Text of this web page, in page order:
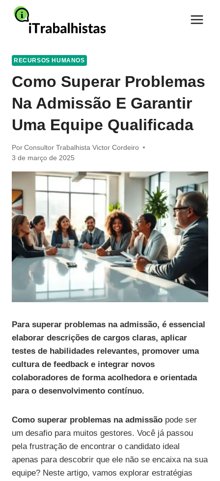
Pular
para
RECURSOS HUMANOS
Como Superar Problemas
Na Admissão E Garantir
Uma Equipe Qualificada
Por Consultor Trabalhista Victor Cordeiro
3 de março de 2025
Para superar problemas na admissão, é essencial
elaborar descrições de cargos claras, aplicar
testes de habilidades relevantes, promover uma
cultura de feedback e integrar novos
colaboradores de forma acolhedora e orientada
para o desenvolvimento contínuo.
Como superar problemas na admissão pode ser
um desafio para muitos gestores. Você já passou
pela frustração de encontrar o candidato ideal
apenas para descobrir que ele não se encaixa na sua
equipe? Neste artigo, vamos explorar estratégias